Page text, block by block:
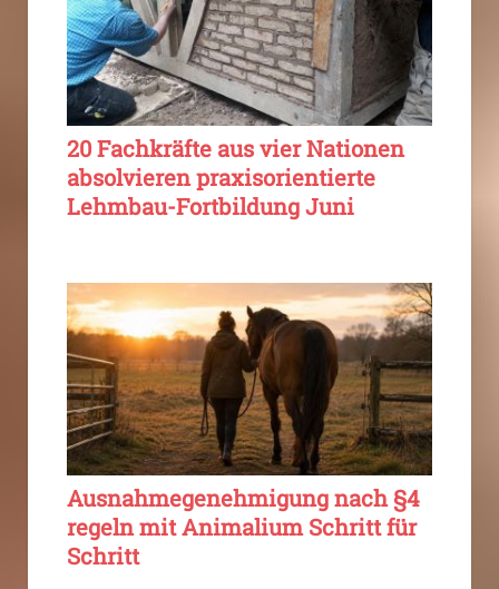
20 Fachkräfte aus vier Nationen
absolvieren praxisorientierte
Lehmbau-Fortbildung Juni
Ausnahmegenehmigung nach §4
regeln mit Animalium Schritt für
Schritt